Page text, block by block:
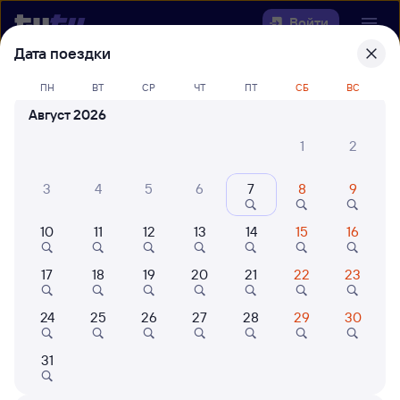
Войти
Выберите день, чтобы найтиж/д
билеты Култушная — Выдрино
Куда
Когда
Кто едет
Найти поезда
Дата поездки
ПН ВТ СР ЧТ ПТ СБ ВС
Август 2026
1
2
3 4 5 6 7 8 9
10 11 12 13 14 15 16
17 18 19 20 21 22 23
24 25 26 27 28 29 30
31